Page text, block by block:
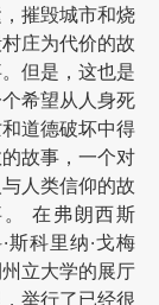
摧毁城市和烧
庄为代价的故
但是，这也是
希望从人身死
道德破坏中得
故事，一个对
与人类信仰的故
。 在弗朗西斯
斯科里纳·戈梅
立大学的展厅
举行了已经很